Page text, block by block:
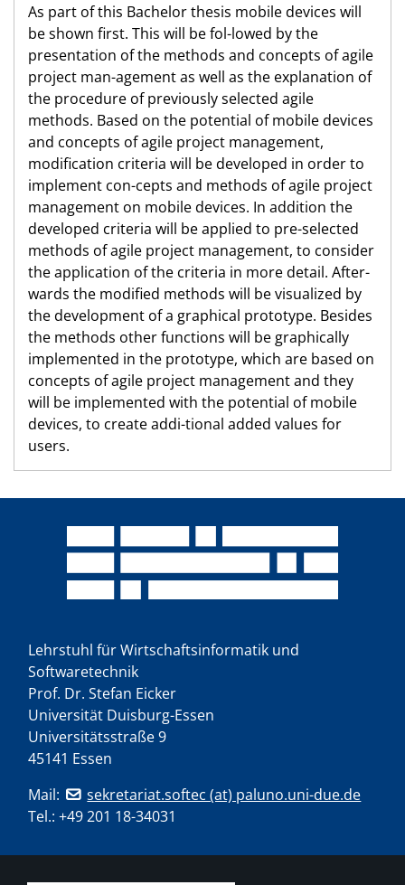
As part of this Bachelor thesis mobile devices will
be shown first. This will be fol-lowed by the
presentation of the methods and concepts of agile
project man-agement as well as the explanation of
the procedure of previously selected agile
methods. Based on the potential of mobile devices
and concepts of agile project management,
modification criteria will be developed in order to
implement con-cepts and methods of agile project
management on mobile devices. In addition the
developed criteria will be applied to pre-selected
methods of agile project management, to consider
the application of the criteria in more detail. After-
wards the modified methods will be visualized by
the development of a graphical prototype. Besides
the methods other functions will be graphically
implemented in the prototype, which are based on
concepts of agile project management and they
will be implemented with the potential of mobile
devices, to create addi-tional added values for
users.
Lehrstuhl für Wirtschaftsinformatik und
Softwaretechnik
Prof. Dr. Stefan Eicker
Universität Duisburg-Essen
Universitätsstraße 9
45141 Essen
Mail:
sekretariat.softec (at) paluno.uni-due.de
Tel.: +49 201 18-34031